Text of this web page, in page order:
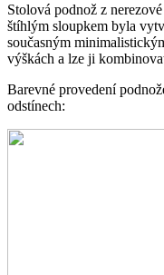
Stolová podnož z
štíhlým sloupkem byla
současným
výškách a lze ji
Barevné provedení
odstínech: